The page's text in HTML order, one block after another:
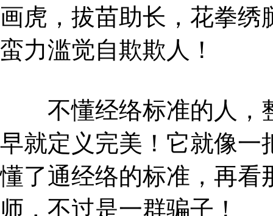
画虎，拔苗助长，花拳
蛮力滥觉自欺欺人！
不懂经络标准的人，
早就定义完美！它就像一
懂了通经络的标准，再看
师，不过是一群骗子！